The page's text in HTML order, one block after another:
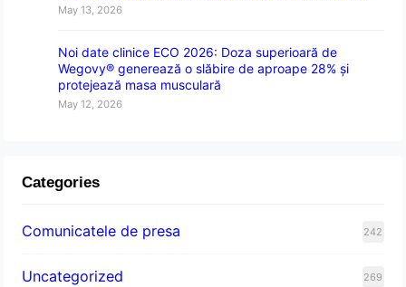
May 13, 2026
Noi date clinice ECO 2026: Doza superioară de
Wegovy® generează o slăbire de aproape 28% și
protejează masa musculară
May 12, 2026
Categories
Comunicatele de presa 242
Uncategorized 269